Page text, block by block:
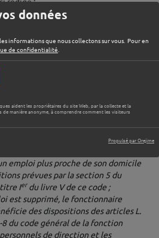
données
informations que nous collectons sur vous. Pour en
de confidentialité
aident les propriétaires du site Web, par la collecte et la
manière anonyme, à comprendre comment les visiteurs
Propulsé par Orejime
rédigé :
période pendant laquelle il bénéficie
familiale, le fonctionnaire
son emploi.
est supprimé, ou transformé en
dispositions de l’article L. 613-4 du
la fonction publique, le fonctionnaire
est, sans préjudice des
chapitres Ieret II du titre IV du livre V
dans l’un des emplois
à son grade les plus proches de son
emploi plus proche de son domicile
prévues par la section 5 du
Ierdu livre V de ce code ;
est supprimé, le fonctionnaire
des dispositions des articles L.
8 du code général de la fonction
de direction et les